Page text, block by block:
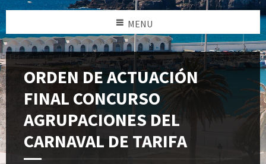
MENU
ORDEN DE ACTUACIÓN
FINAL CONCURSO
AGRUPACIONES DEL
CARNAVAL DE TARIFA